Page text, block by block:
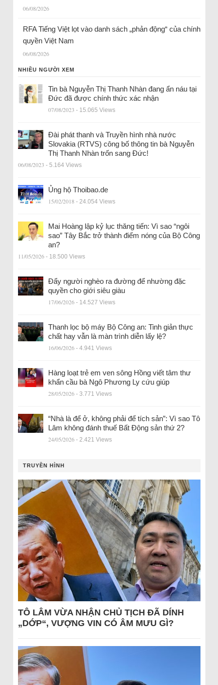
06/08/2026
RFA Tiếng Việt lọt vào danh sách „phản động“ của chính
quyền Việt Nam
06/08/2026
NHIỀU NGƯỜI XEM
Tin bà Nguyễn Thị Thanh Nhàn đang ẩn náu tại
Đức đã được chính thức xác nhận
07/08/2023 - 15.065 Views
Đài phát thanh và Truyền hình nhà nước
Slovakia (RTVS) công bố thông tin bà Nguyễn
Thị Thanh Nhàn trốn sang Đức!
06/08/2023 - 5.164 Views
Ủng hộ Thoibao.de
15/02/2018 - 24.054 Views
Mai Hoàng lập kỷ lục thăng tiến: Vì sao “ngôi
sao” Tây Bắc trở thành điểm nóng của Bộ Công
an?
11/05/2026 - 18.500 Views
Đẩy người nghèo ra đường để nhường đặc
quyền cho giới siêu giàu
17/06/2026 - 14.527 Views
Thanh lọc bộ máy Bộ Công an: Tinh giản thực
chất hay vẫn là màn trình diễn lấy lệ?
16/06/2026 - 4.941 Views
Hàng loạt trẻ em ven sông Hồng viết tâm thư
khẩn cầu bà Ngô Phương Ly cứu giúp
28/05/2026 - 3.771 Views
“Nhà là để ở, không phải để tích sản”: Vì sao Tô
Lâm không đánh thuế Bất Động sản thứ 2?
24/05/2026 - 2.421 Views
TRUYỀN HÌNH
TÔ LÂM VỪA NHẬN CHỦ TỊCH ĐÃ DÍNH
„DỚP“, VƯỢNG VIN CÓ ÂM MƯU GÌ?